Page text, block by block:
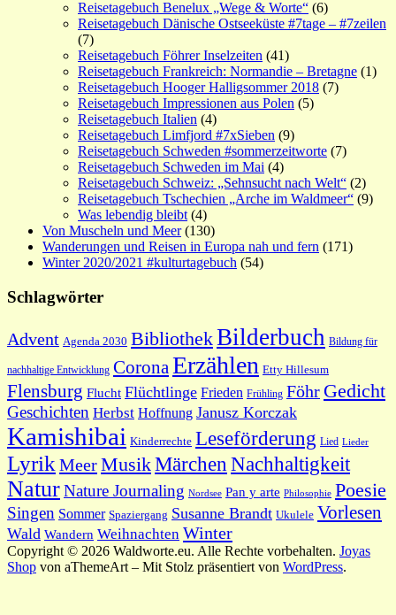
Reisetagebuch Benelux „Wege & Worte“ (6)
Reisetagebuch Dänische Ostseeküste #7tage – #7zeilen
(7)
Reisetagebuch Föhrer Inselzeiten (41)
Reisetagebuch Frankreich: Normandie – Bretagne (1)
Reisetagebuch Hooger Halligsommer 2018 (7)
Reisetagebuch Impressionen aus Polen (5)
Reisetagebuch Italien (4)
Reisetagebuch Limfjord #7xSieben (9)
Reisetagebuch Schweden #sommerzeitworte (7)
Reisetagebuch Schweden im Mai (4)
Reisetagebuch Schweiz: „Sehnsucht nach Welt“ (2)
Reisetagebuch Tschechien „Arche im Waldmeer“ (9)
Was lebendig bleibt (4)
Von Muscheln und Meer(130)
Wanderungen und Reisen in Europa nah und fern (171)
Winter 2020/2021 #kulturtagebuch (54)
Schlagwörter
Advent Agenda 2030 BibliothekBilderbuch Bildung für
nachhaltige Entwicklung Corona Erzählen Etty Hillesum
Flensburg Flucht Flüchtlinge Frieden Frühling Föhr Gedicht
Geschichten Herbst Hoffnung Janusz Korczak
Kamishibai Kinderrechte Leseförderung Lied Lieder
Lyrik MeerMusikMärchen Nachhaltigkeit
NaturNature Journaling Nordsee Pan y arte Philosophie Poesie
Singen Sommer Spaziergang Susanne Brandt Ukulele Vorlesen
Wald Wandern Weihnachten Winter
Copyright © 2026 Waldworte.eu. Alle Rechte vorbehalten. Joyas
Shop von aThemeArt – Mit Stolz präsentiert von WordPress.